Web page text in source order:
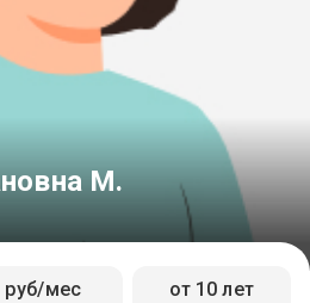
М.
руб/мес от 10 лет